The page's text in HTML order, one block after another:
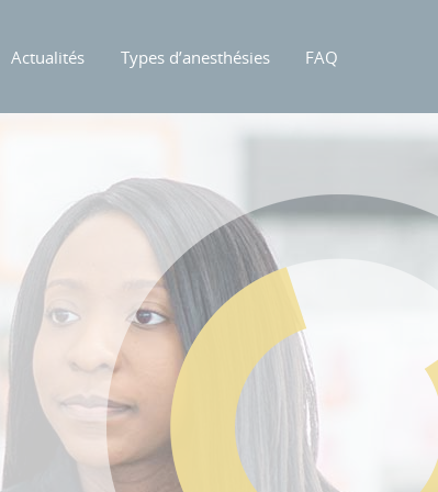
Actualités Types d’anesthésies FAQ